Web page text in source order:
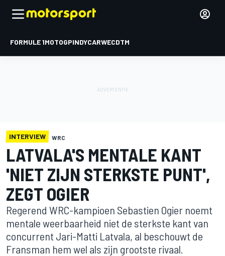
FORMULE 1MOTOGPINDYCARWECDTM
INTERVIEW WRC
LATVALA'S MENTALE KANT
'NIET ZIJN STERKSTE PUNT',
ZEGT OGIER
Regerend WRC-kampioen Sebastien Ogier noemt
mentale weerbaarheid niet de sterkste kant van
concurrent Jari-Matti Latvala, al beschouwt de
Fransman hem wel als zijn grootste rivaal.